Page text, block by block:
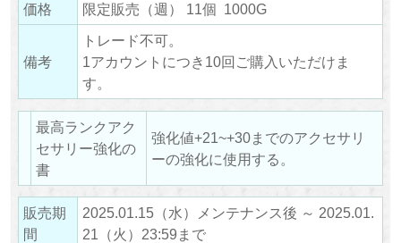
価格
限定販売（週） 11個 1000G
備考
トレード不可。
1アカウントにつき10回ご購入いただけま
す。
最高ランクアク
セサリー強化の
書
強化値+21~+30までのアクセサリ
ーの強化に使用する。
販売期
間
2025.01.15（水）メンテナンス後 ～ 2025.01.
21（火）23:59まで